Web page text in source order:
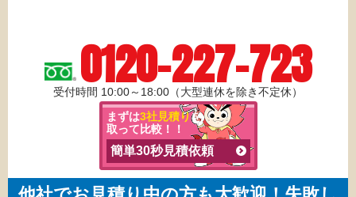
0120-227-723
受付時間 10:00～18:00（大型連休を除き不定休）
まずは3社見積りを
取って比較！！
簡単30秒見積依頼